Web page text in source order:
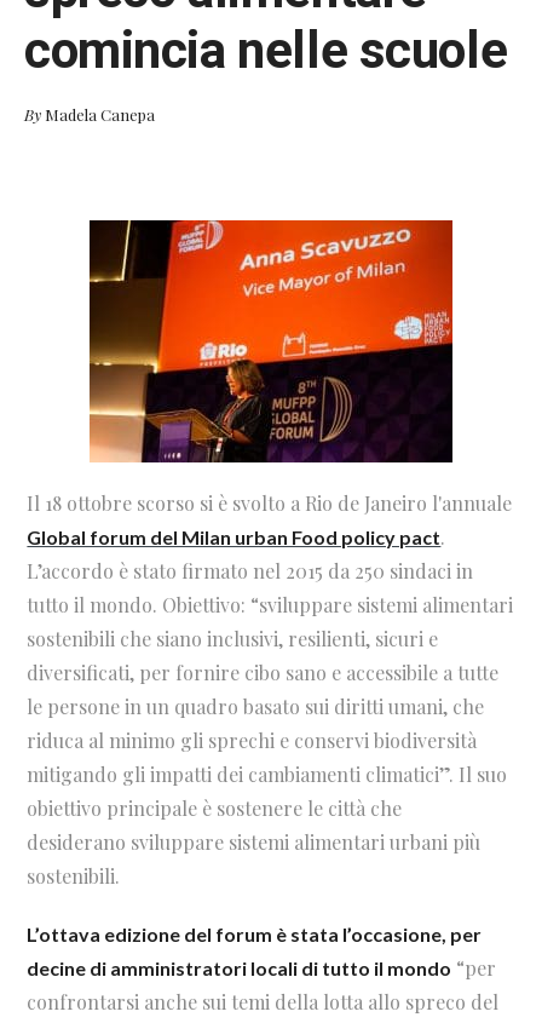
comincia nelle scuole
By Madela Canepa
Il 18 ottobre scorso si è svolto a Rio de Janeiro l'annuale
Global forum del Milan urban Food policy pact.
L’accordo è stato firmato nel 2015 da 250 sindaci in
tutto il mondo. Obiettivo: “sviluppare sistemi alimentari
sostenibili che siano inclusivi, resilienti, sicuri e
diversificati, per fornire cibo sano e accessibile a tutte
le persone in un quadro basato sui diritti umani, che
riduca al minimo gli sprechi e conservi biodiversità
mitigando gli impatti dei cambiamenti climatici”. Il suo
obiettivo principale è sostenere le città che
desiderano sviluppare sistemi alimentari urbani più
sostenibili.
L’ottava edizione del forum è stata l’occasione, per
decine di amministratori locali di tutto il mondo “per
confrontarsi anche sui temi della lotta allo spreco del